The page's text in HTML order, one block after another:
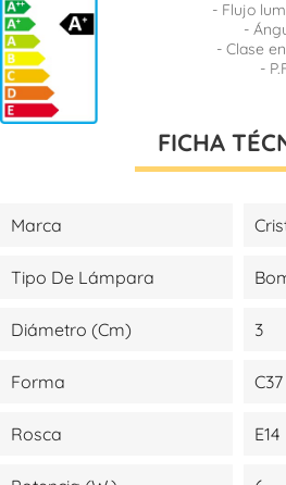
- Flujo
-
- Clase
-
FICHA
Marca
Tipo De Lámpara
Diámetro (cm) 3
Forma C37
Rosca E14